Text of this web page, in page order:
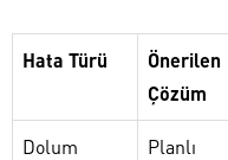
Hata Türü
Önerilen
Çözüm
Dolum
Planlı